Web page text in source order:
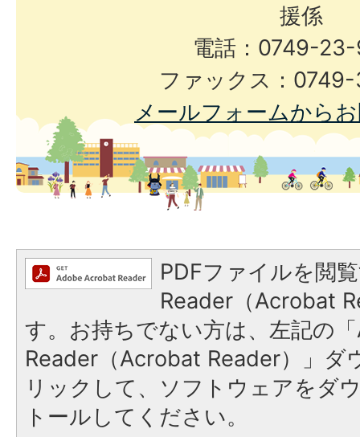
援係
電話：0749-
ファックス：
メールフォームから
PDFファイルを閲
Reader（Acrobat
す。お持ちでない方は、左記の
Reader（Acrobat Reader）」ダ
リックして、ソフトウェアをダ
トールしてください。